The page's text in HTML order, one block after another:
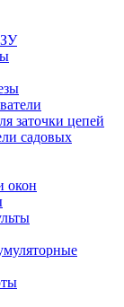
заточки цепей
садовых
окон